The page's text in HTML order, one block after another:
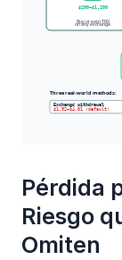
Pérdida
Riesgo
Omiten